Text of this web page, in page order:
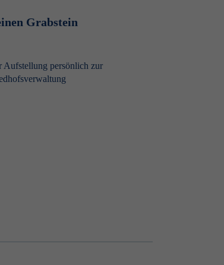
Grabstein
Aufstellung persönlich zur